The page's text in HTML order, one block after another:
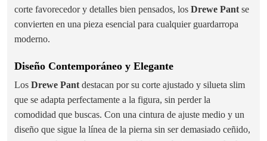
corte favorecedor y detalles bien pensados, los Drewe Pant se
convierten en una pieza esencial para cualquier guardarropa
moderno.
Diseño Contemporáneo y Elegante
Los Drewe Pant destacan por su corte ajustado y silueta slim
que se adapta perfectamente a la figura, sin perder la
comodidad que buscas. Con una cintura de ajuste medio y un
diseño que sigue la línea de la pierna sin ser demasiado ceñido,